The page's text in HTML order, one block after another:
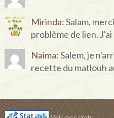
Mirinda:Salam,
problème de lien.
Naima:Salem, je
recette du matlouh